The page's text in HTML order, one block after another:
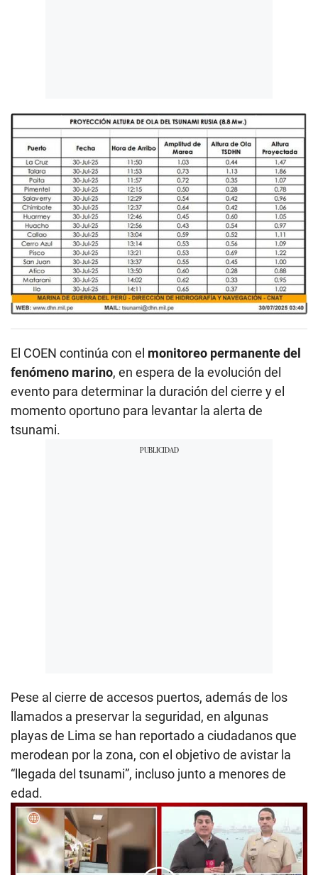
El COEN continúa con el monitoreo permanente del
fenómeno marino, en espera de la evolución del
evento para determinar la duración del cierre y el
momento oportuno para levantar la alerta de
tsunami.
Pese al cierre de accesos puertos, además de los
llamados a preservar la seguridad, en algunas
playas de Lima se han reportado a ciudadanos que
merodean por la zona, con el objetivo de avistar la
“llegada del tsunami”, incluso junto a menores de
edad.